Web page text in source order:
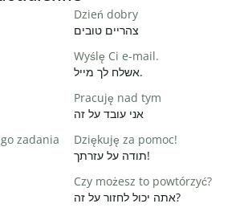
Dzień dobry
צהריים טובים
Wyślę Ci e-mail.
אשלח לך מייל.
Pracuję nad tym
אני עובד על זה
zadania
Dziękuję za pomoc!
תודה על עזרתך!
Czy możesz to powtórzyć?
אתה יכול לחזור על זה?